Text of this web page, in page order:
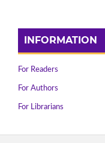
INFORMATION
For Readers
For Authors
For Librarians